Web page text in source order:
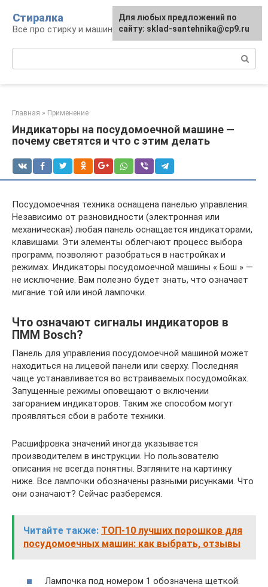
контенту
Стиралка
Всё про стирку и машинки
Главная » Применение
Индикаторы на посудомоечной машине —
почему светятся и что с этим делать
Посудомоечная техника оснащена панелью управления.
Независимо от разновидности (электронная или
механическая) любая панель оснащается индикаторами,
клавишами. Эти элементы облегчают процесс выбора
программ, позволяют разобраться в настройках и
режимах. Индикаторы посудомоечной машины « Бош » —
не исключение. Вам полезно будет знать, что означает
мигание той или иной лампочки.
Что означают сигналы индикаторов в
ПММ Bosch?
Панель для управления посудомоечной машиной может
находиться на лицевой панели или сверху. Последняя
чаще устанавливается во встраиваемых посудомойках.
Запущенные режимы оповещают о включении
загоранием индикаторов. Таким же способом могут
проявляться сбои в работе техники.
Расшифровка значений иногда указывается
производителем в инструкции. Но пользователю
описания не всегда понятны. Взгляните на картинку
ниже. Все лампочки обозначены разными рисунками. Что
они означают? Сейчас разберемся.
Читайте также: ТОП-10 лучших порошков для
посудомоечных машин: как выбрать, отзывы
Лампочка под номером 1 обозначена щеткой.
Для любых предложений по
сайту: sklad-santehnika@cp9.ru